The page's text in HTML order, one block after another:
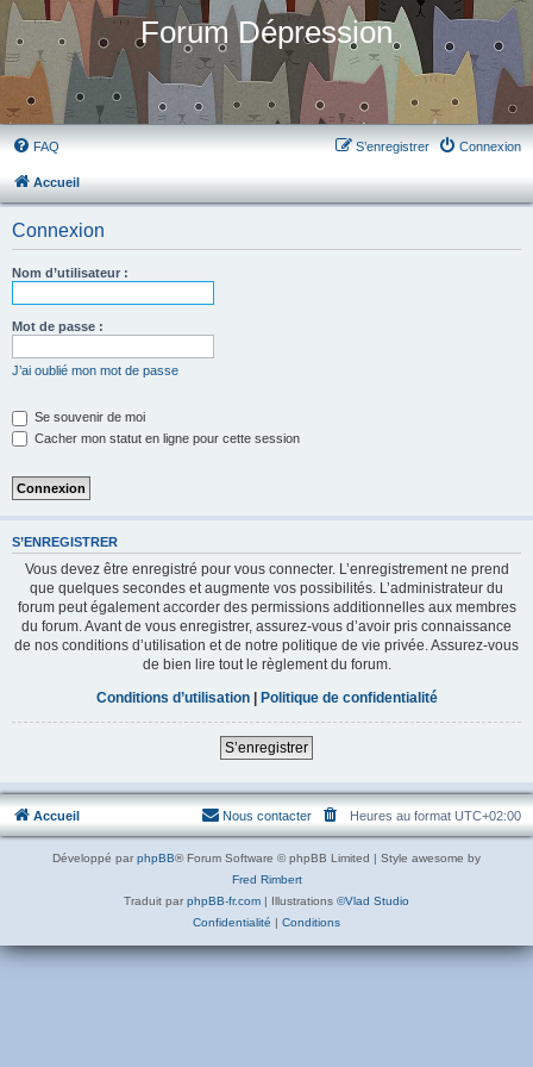
Forum Dépression
FAQ Connexion
S’enregistrer
Accueil
Connexion
Nom d’utilisateur :
Mot de passe :
J’ai oublié mon mot de passe
Se souvenir de moi
Cacher mon statut en ligne pour cette session
S’ENREGISTRER
Vous devez être enregistré pour vous connecter. L’enregistrement ne prend
que quelques secondes et augmente vos possibilités. L’administrateur du
forum peut également accorder des permissions additionnelles aux membres
du forum. Avant de vous enregistrer, assurez-vous d’avoir pris connaissance
de nos conditions d’utilisation et de notre politique de vie privée. Assurez-vous
de bien lire tout le règlement du forum.
Conditions d’utilisation| Politique de confidentialité
S’enregistrer
Accueil Heures au format UTC+02:00
Nous contacter
Développé par phpBB® Forum Software © phpBB Limited | Style awesome by
Fred Rimbert
Traduit par phpBB-fr.com | Illustrations ©Vlad Studio
Confidentialité | Conditions